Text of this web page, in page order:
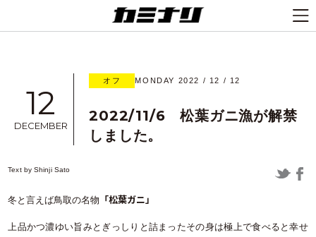
12
DECEMBER
オフ MONDAY 2022 / 12 / 12
2022/11/6 松葉ガニ漁が解禁
しました。
Text byShinji Sato
冬と言えば鳥取の名物 「松葉ガニ」
上品かつ濃ゆい旨みとぎっしりと詰まったその身は極上で食べると幸せ